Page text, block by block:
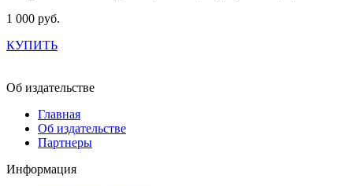
1 000 руб.
КУПИТЬ
Об издательстве
Главная
Об издательстве
Партнеры
Информация